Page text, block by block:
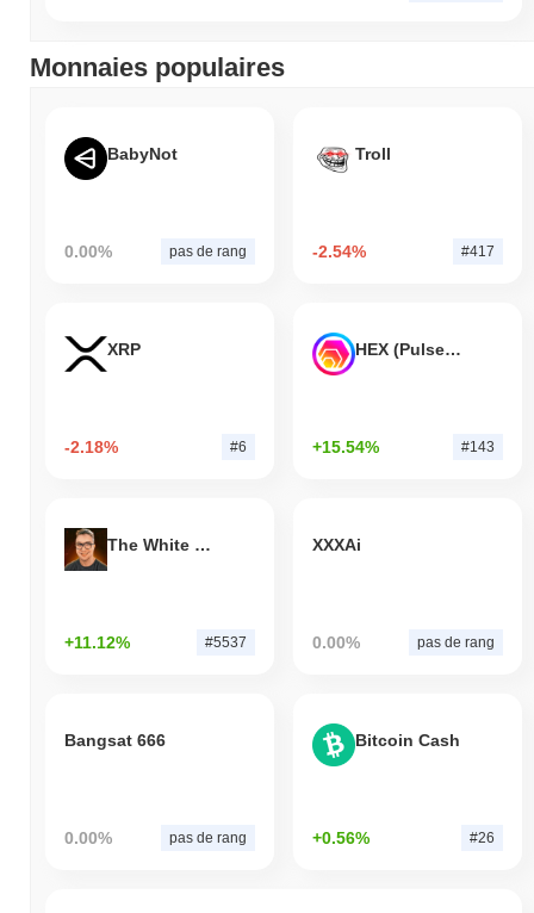
Monnaies populaires
BabyNot
0.00% pas de rang
Troll
-2.54% #417
XRP
-2.18% #6
HEX (Pulsechain)
+15.54% #143
The White Bull
+11.12% #5537
XXXAi
0.00% pas de rang
Bangsat 666
0.00% pas de rang
Bitcoin Cash
+0.56% #26